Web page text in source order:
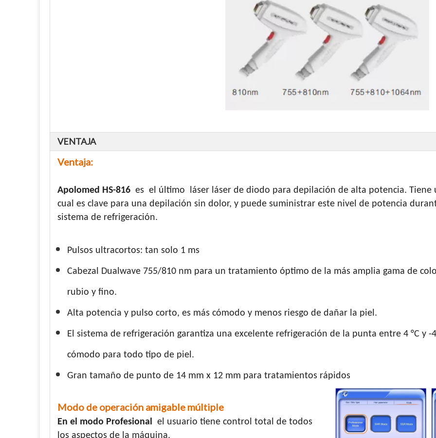
VENTAJA
Ventaja:
Apolomed HS-816 es el último láser láser de diodo para depilación de alta potencia. Tiene
cual es clave para una depilación sin dolor, y puede suministrar este nivel de potencia
sistema de refrigeración.
Pulsos ultracortos: tan solo 1 ms
Cabezal Dualwave 755/810 nm para un tratamiento óptimo de la más amplia gama de
rubio y fino.
Alta potencia y pulso corto, es más cómodo y menos riesgo de dañar la piel.
El sistema de refrigeración garantiza una excelente refrigeración de la punta entre 4 °C y -
cómodo para todo tipo de piel.
Gran tamaño de punto de 14 mm x 12 mm para tratamientos rápidos
Modo de operación amigable múltiple
En el modo Profesional el usuario tiene control total de todos
los aspectos de la máquina.